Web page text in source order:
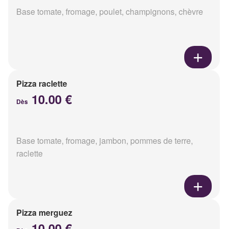
Base tomate, fromage, poulet, champignons, chèvre
Pizza raclette
Dès 10.00 €
Base tomate, fromage, jambon, pommes de terre,
raclette
Pizza merguez